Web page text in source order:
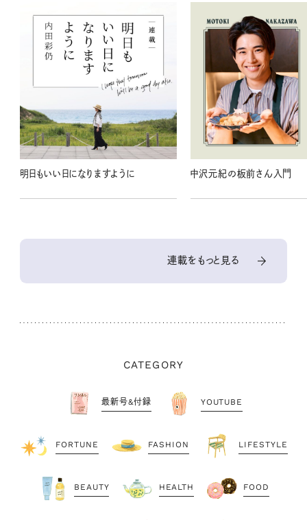
明日もいい日になりますように 中沢元紀の板前さん入門
連載をもっと見る
CATEGORY
最新号&付録 YOUTUBE
FORTUNE FASHION LIFESTYLE
BEAUTY HEALTH FOOD